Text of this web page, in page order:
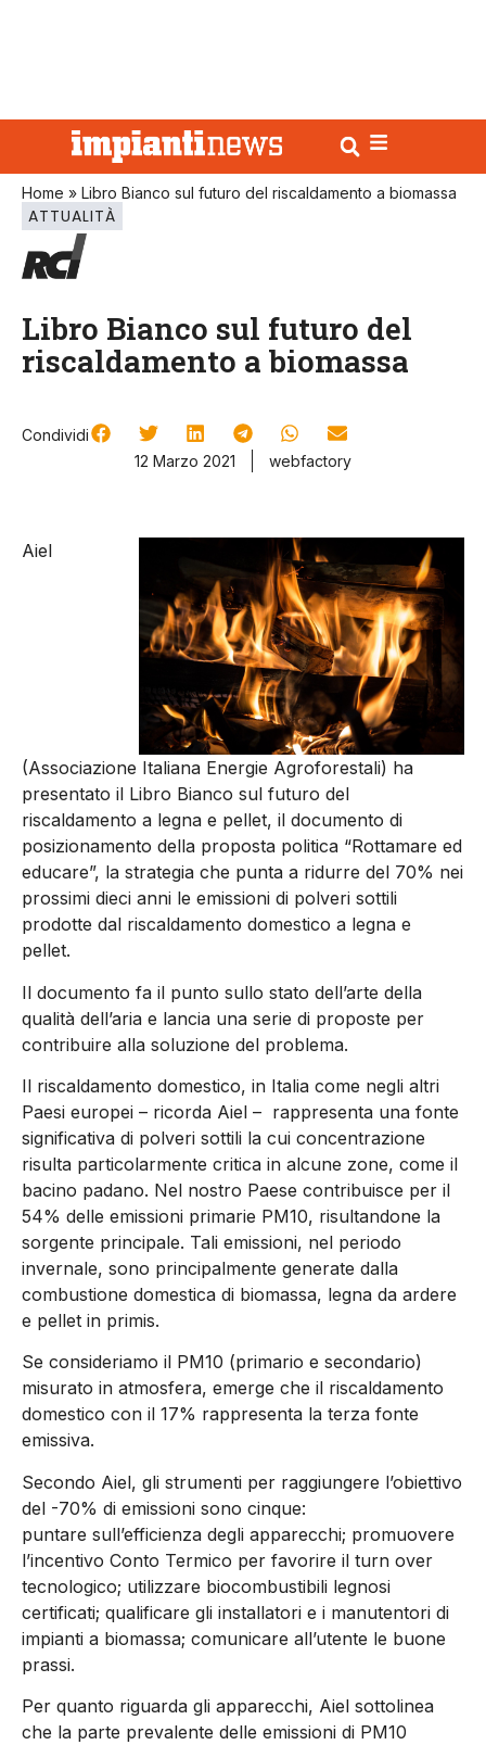
Home » Libro Bianco sul futuro del riscaldamento a biomassa
ATTUALITÀ
Libro Bianco sul futuro del
riscaldamento a biomassa
Condividi
12 Marzo 2021
webfactory
Aiel
(Associazione Italiana Energie Agroforestali) ha
presentato il Libro Bianco sul futuro del
riscaldamento a legna e pellet, il documento di
posizionamento della proposta politica “Rottamare ed
educare”, la strategia che punta a ridurre del 70% nei
prossimi dieci anni le emissioni di polveri sottili
prodotte dal riscaldamento domestico a legna e
pellet. ​
Il documento fa il punto sullo stato dell’arte della
qualità dell’aria e lancia una serie di proposte per
contribuire alla soluzione del problema.
Il riscaldamento domestico, in Italia come negli altri
Paesi europei – ricorda Aiel – rappresenta una fonte
significativa di polveri sottili la cui concentrazione
risulta particolarmente critica in alcune zone, come il
bacino padano. Nel nostro Paese contribuisce per il
54% delle emissioni primarie PM10, risultandone la
sorgente principale. Tali emissioni, nel periodo
invernale, sono principalmente generate dalla
combustione domestica di biomassa, legna da ardere
e pellet in primis.
Se consideriamo il PM10 (primario e secondario)
misurato in atmosfera, emerge che il riscaldamento
domestico con il 17% rappresenta la terza fonte
emissiva.
Secondo Aiel, gli strumenti per raggiungere l’obiettivo
del -70% di emissioni sono cinque:
puntare sull’efficienza degli apparecchi; promuovere
l’incentivo Conto Termico per favorire il turn over
tecnologico; utilizzare biocombustibili legnosi
certificati; qualificare gli installatori e i manutentori di
impianti a biomassa; comunicare all’utente le buone
prassi.
Per quanto riguarda gli apparecchi, Aiel sottolinea
che la parte prevalente delle emissioni di PM10